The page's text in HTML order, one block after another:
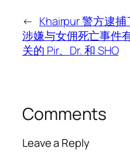
← Khairpur 警方逮捕
涉嫌与女佣死亡事件
关的 Pir、Dr. 和 SHO
Comments
Leave a Reply